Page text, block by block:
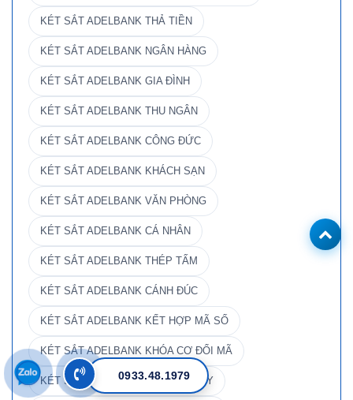
KÉT SẮT ADELBANK THẢ TIỀN
KÉT SẮT ADELBANK NGÂN HÀNG
KÉT SẮT ADELBANK GIA ĐÌNH
KÉT SẮT ADELBANK THU NGÂN
KÉT SẮT ADELBANK CÔNG ĐỨC
KÉT SẮT ADELBANK KHÁCH SẠN
KÉT SẮT ADELBANK VĂN PHÒNG
KÉT SẮT ADELBANK CÁ NHÂN
KÉT SẮT ADELBANK THÉP TẤM
KÉT SẮT ADELBANK CÁNH ĐÚC
KÉT SẮT ADELBANK KẾT HỢP MÃ SỐ
KÉT SẮT ADELBANK KHÓA CƠ ĐỔI MÃ
KÉT SẮT ADELBANK CHỐNG CHÁY
0933.48.1979